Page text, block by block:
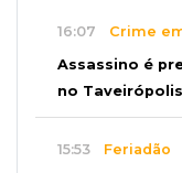
16:07 Crime
Assassino é
no Taveirópolis
15:53 Feriadão